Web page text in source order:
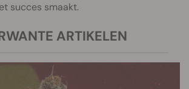
succes smaakt.
ARTIKELEN